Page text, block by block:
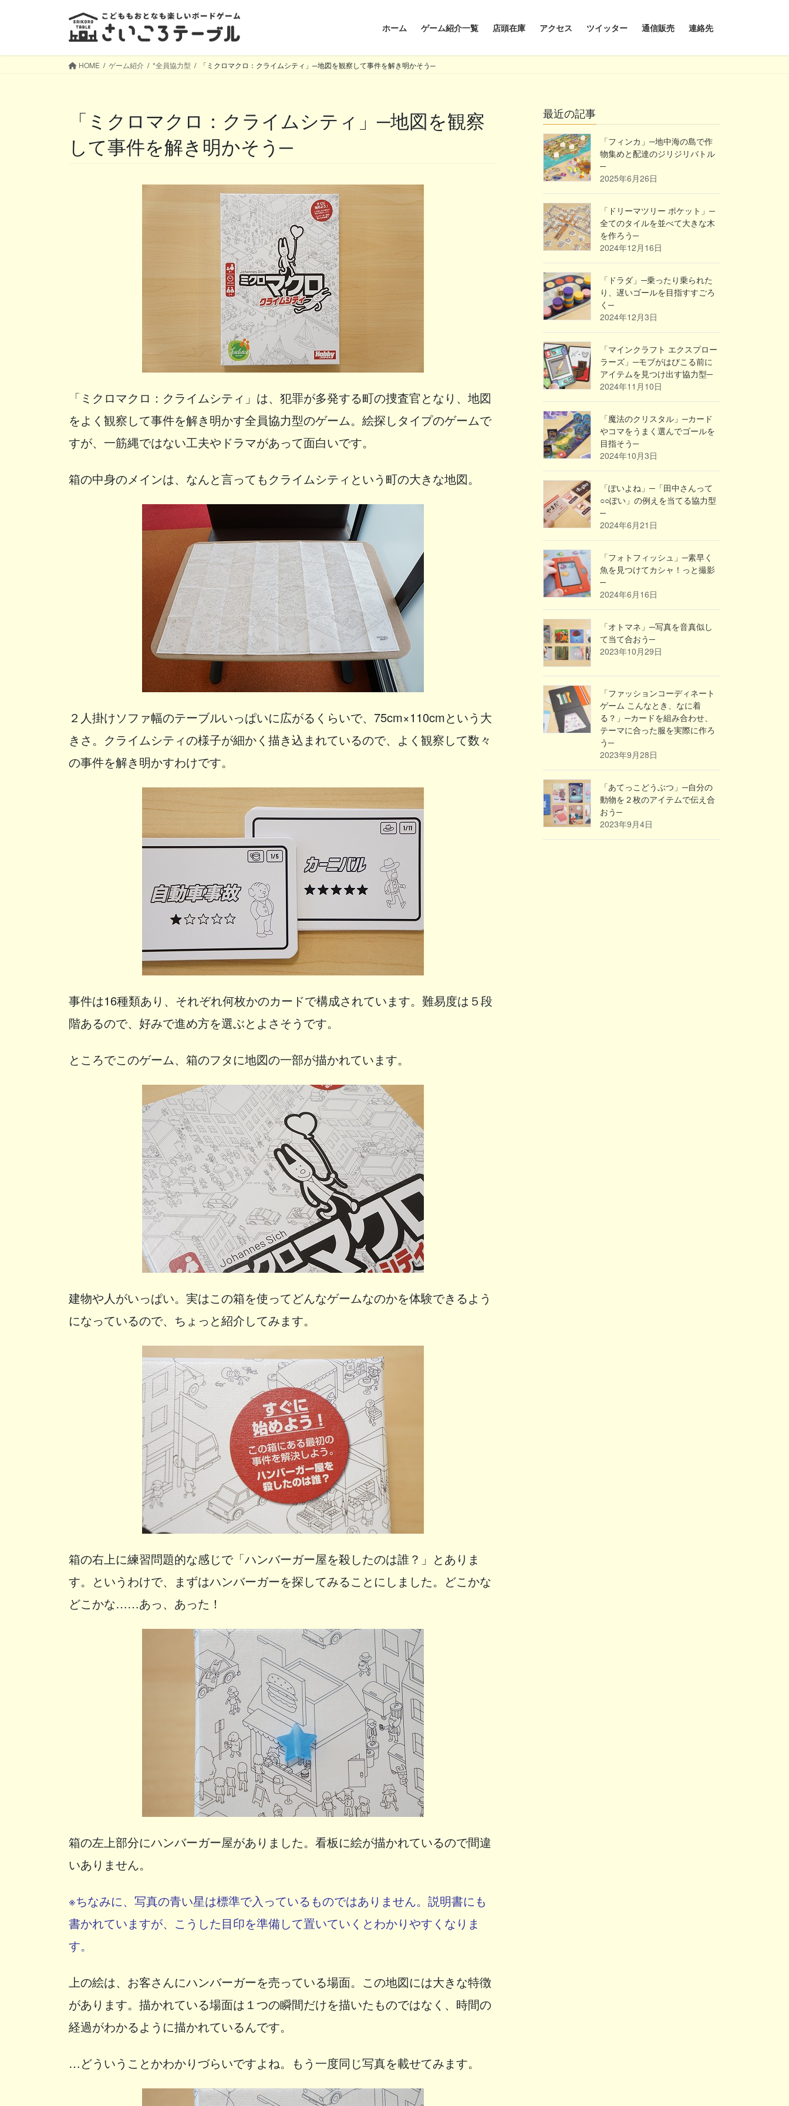
ホーム ゲーム紹介一覧 店頭在庫 アクセス ツイッター 通信販売 連絡先
HOME ゲーム紹介 *全員協力型 「ミクロマクロ：クライムシティ」─地図を観察して事件を解き明かそう─
「ミクロマクロ：クライムシティ」─地図を観察
して事件を解き明かそう─
「ミクロマクロ：クライムシティ」は、犯罪が多発する町の捜査官となり、地図
をよく観察して事件を解き明かす全員協力型のゲーム。絵探しタイプのゲームで
すが、一筋縄ではない工夫やドラマがあって面白いです。
箱の中身のメインは、なんと言ってもクライムシティという町の大きな地図。
２人掛けソファ幅のテーブルいっぱいに広がるくらいで、75cm×110cmという大
きさ。クライムシティの様子が細かく描き込まれているので、よく観察して数々
の事件を解き明かすわけです。
事件は16種類あり、それぞれ何枚かのカードで構成されています。難易度は５段
階あるので、好みで進め方を選ぶとよさそうです。
ところでこのゲーム、箱のフタに地図の一部が描かれています。
建物や人がいっぱい。実はこの箱を使ってどんなゲームなのかを体験できるよう
になっているので、ちょっと紹介してみます。
箱の右上に練習問題的な感じで「ハンバーガー屋を殺したのは誰？」とありま
す。というわけで、まずはハンバーガーを探してみることにしました。どこかな
どこかな……あっ、あった！
箱の左上部分にハンバーガー屋がありました。看板に絵が描かれているので間違
いありません。
※ちなみに、写真の青い星は標準で入っているものではありません。説明書にも
書かれていますが、こうした目印を準備して置いていくとわかりやすくなりま
す。
上の絵は、お客さんにハンバーガーを売っている場面。この地図には大きな特徴
があります。描かれている場面は１つの瞬間だけを描いたものではなく、時間の
経過がわかるように描かれているんです。
…どういうことかわかりづらいですよね。もう一度同じ写真を載せてみます。
最近の記事
「フィンカ」─地中海の島で作
物集めと配達のジリジリバトル
─
2025年6月26日
「ドリーマツリー ポケット」─
全てのタイルを並べて大きな木
を作ろう─
2024年12月16日
「ドラダ」─乗ったり乗られた
り、遅いゴールを目指すすごろ
く─
2024年12月3日
「マインクラフト エクスプロー
ラーズ」─モブがはびこる前に
アイテムを見つけ出す協力型─
2024年11月10日
「魔法のクリスタル」─カード
やコマをうまく選んでゴールを
目指そう─
2024年10月3日
「ぽいよね」─「田中さんって
○○ぽい」の例えを当てる協力型
─
2024年6月21日
「フォトフィッシュ」─素早く
魚を見つけてカシャ！っと撮影
─
2024年6月16日
「オトマネ」─写真を音真似し
て当て合おう─
2023年10月29日
「ファッションコーディネート
ゲーム こんなとき、なに着
る？」─カードを組み合わせ、
テーマに合った服を実際に作ろ
う─
2023年9月28日
「あてっこどうぶつ」─自分の
動物を２枚のアイテムで伝え合
おう─
2023年9月4日